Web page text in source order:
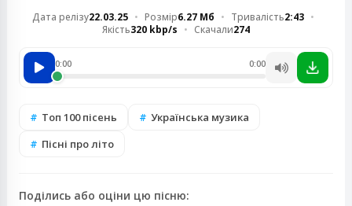
Дата релізу22.03.25 Розмір6.27 Мб Тривалість2:43
Якість320 kbp/s Скачали274
0:00 0:00
Топ 100 пісень
Українська музика
Пісні про літо
Поділись або оціни цю пісню: